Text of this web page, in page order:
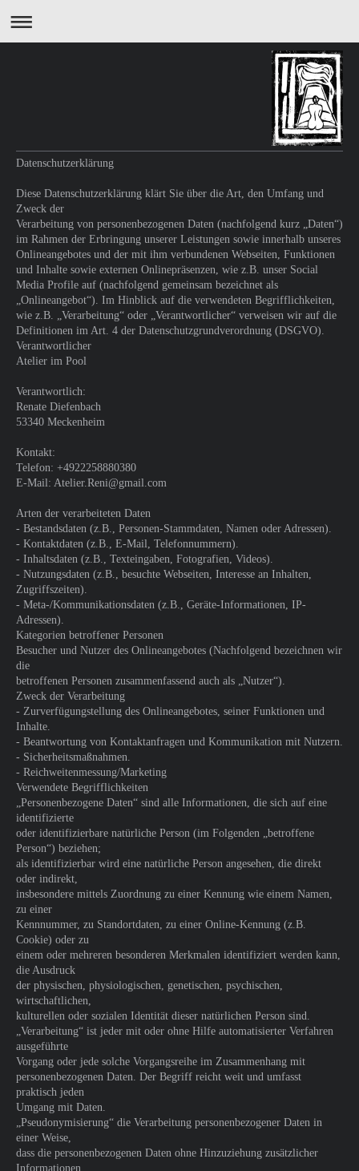
Datenschutzerklärung
Diese Datenschutzerklärung klärt Sie über die Art, den Umfang und
Zweck der
Verarbeitung von personenbezogenen Daten (nachfolgend kurz „Daten“)
im Rahmen der Erbringung unserer Leistungen sowie innerhalb unseres
Onlineangebotes und der mit ihm verbundenen Webseiten, Funktionen
und Inhalte sowie externen Onlinepräsenzen, wie z.B. unser Social
Media Profile auf (nachfolgend gemeinsam bezeichnet als
„Onlineangebot“). Im Hinblick auf die verwendeten Begrifflichkeiten,
wie z.B. „Verarbeitung“ oder „Verantwortlicher“ verweisen wir auf die
Definitionen im Art. 4 der Datenschutzgrundverordnung (DSGVO).
Verantwortlicher
Atelier im Pool
Verantwortlich:
Renate Diefenbach
53340 Meckenheim
Kontakt:
Telefon: +4922258880380
E-Mail: Atelier.Reni@gmail.com
Arten der verarbeiteten Daten
- Bestandsdaten (z.B., Personen-Stammdaten, Namen oder Adressen).
- Kontaktdaten (z.B., E-Mail, Telefonnummern).
- Inhaltsdaten (z.B., Texteingaben, Fotografien, Videos).
- Nutzungsdaten (z.B., besuchte Webseiten, Interesse an Inhalten,
Zugriffszeiten).
- Meta-/Kommunikationsdaten (z.B., Geräte-Informationen, IP-
Adressen).
Kategorien betroffener Personen
Besucher und Nutzer des Onlineangebotes (Nachfolgend bezeichnen wir
die
betroffenen Personen zusammenfassend auch als „Nutzer“).
Zweck der Verarbeitung
- Zurverfügungstellung des Onlineangebotes, seiner Funktionen und
Inhalte.
- Beantwortung von Kontaktanfragen und Kommunikation mit Nutzern.
- Sicherheitsmaßnahmen.
- Reichweitenmessung/Marketing
Verwendete Begrifflichkeiten
„Personenbezogene Daten“ sind alle Informationen, die sich auf eine
identifizierte
oder identifizierbare natürliche Person (im Folgenden „betroffene
Person“) beziehen;
als identifizierbar wird eine natürliche Person angesehen, die direkt
oder indirekt,
insbesondere mittels Zuordnung zu einer Kennung wie einem Namen,
zu einer
Kennnummer, zu Standortdaten, zu einer Online-Kennung (z.B.
Cookie) oder zu
einem oder mehreren besonderen Merkmalen identifiziert werden kann,
die Ausdruck
der physischen, physiologischen, genetischen, psychischen,
wirtschaftlichen,
kulturellen oder sozialen Identität dieser natürlichen Person sind.
„Verarbeitung“ ist jeder mit oder ohne Hilfe automatisierter Verfahren
ausgeführte
Vorgang oder jede solche Vorgangsreihe im Zusammenhang mit
personenbezogenen Daten. Der Begriff reicht weit und umfasst
praktisch jeden
Umgang mit Daten.
„Pseudonymisierung“ die Verarbeitung personenbezogener Daten in
einer Weise,
dass die personenbezogenen Daten ohne Hinzuziehung zusätzlicher
Informationen